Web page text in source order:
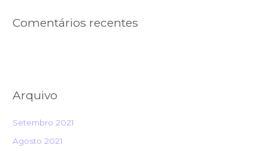
Comentários recentes
Arquivo
Setembro 2021
Agosto 2021